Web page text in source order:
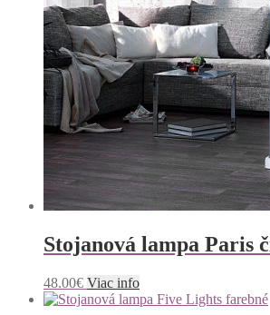
Stojanová lampa Paris
48.00€ Viac info